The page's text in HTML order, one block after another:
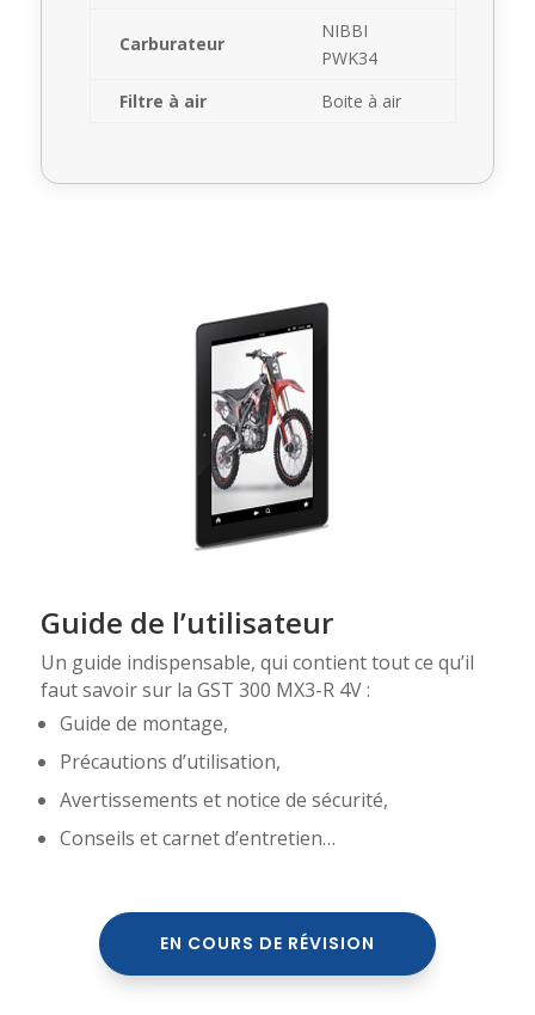
Carburateur
NIBBI
PWK34
Filtre à air
Boite à air
Guide de l’utilisateur
Un guide indispensable, qui contient tout ce qu’il
faut savoir sur la GST 300 MX3-R 4V :
Guide de montage,
Précautions d’utilisation,
Avertissements et notice de sécurité,
Conseils et carnet d’entretien…
EN COURS DE RÉVISION